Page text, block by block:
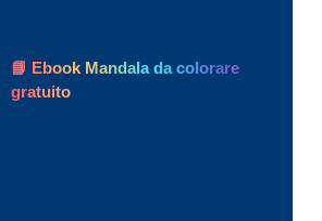
📘 Ebook Mandala da colorare
gratuito